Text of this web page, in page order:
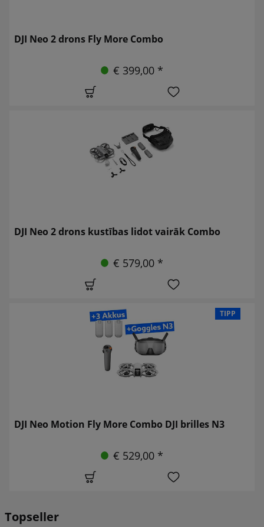
DJI Neo 2 drons Fly More Combo
€ 399,00 *
DJI Neo 2 drons kustības lidot vairāk Combo
€ 579,00 *
TIPP
DJI Neo Motion Fly More Combo DJI brilles N3
€ 529,00 *
Topseller